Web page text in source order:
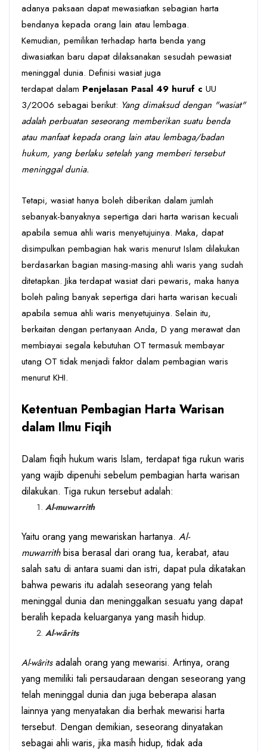
adanya paksaan dapat mewasiatkan sebagian harta
bendanya kepada orang lain atau lembaga.
Kemudian, pemilikan terhadap harta benda yang
diwasiatkan baru dapat dilaksanakan sesudah pewasiat
meninggal dunia. Definisi wasiat juga
terdapat dalam Penjelasan Pasal 49 huruf c UU
3/2006 sebagai berikut: Yang dimaksud dengan "wasiat"
adalah perbuatan seseorang memberikan suatu benda
atau manfaat kepada orang lain atau lembaga/badan
hukum, yang berlaku setelah yang memberi tersebut
meninggal dunia.
Tetapi, wasiat hanya boleh diberikan dalam jumlah
sebanyak-banyaknya sepertiga dari harta warisan kecuali
apabila semua ahli waris menyetujuinya. Maka, dapat
disimpulkan pembagian hak waris menurut Islam dilakukan
berdasarkan bagian masing-masing ahli waris yang sudah
ditetapkan. Jika terdapat wasiat dari pewaris, maka hanya
boleh paling banyak sepertiga dari harta warisan kecuali
apabila semua ahli waris menyetujuinya. Selain itu,
berkaitan dengan pertanyaan Anda, D yang merawat dan
membiayai segala kebutuhan OT termasuk membayar
utang OT tidak menjadi faktor dalam pembagian waris
menurut KHI.
Ketentuan Pembagian Harta Warisan
dalam Ilmu Fiqih
Dalam fiqih hukum waris Islam, terdapat tiga rukun waris
yang wajib dipenuhi sebelum pembagian harta warisan
dilakukan. Tiga rukun tersebut adalah:
Al-muwarrith
Yaitu orang yang mewariskan hartanya. Al-
muwarrithbisa berasal dari orang tua, kerabat, atau
salah satu di antara suami dan istri, dapat pula dikatakan
bahwa pewaris itu adalah seseorang yang telah
meninggal dunia dan meninggalkan sesuatu yang dapat
beralih kepada keluarganya yang masih hidup.
Al-wârits
Al-wâritsadalah orang yang mewarisi. Artinya, orang
yang memiliki tali persaudaraan dengan seseorang yang
telah meninggal dunia dan juga beberapa alasan
lainnya yang menyatakan dia berhak mewarisi harta
tersebut. Dengan demikian, seseorang dinyatakan
sebagai ahli waris, jika masih hidup, tidak ada